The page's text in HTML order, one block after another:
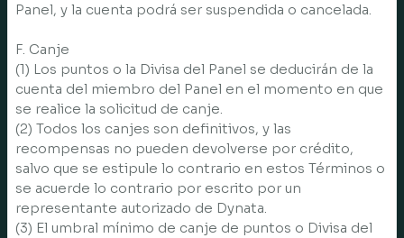
Panel, y la cuenta podrá ser suspendida o cancelada.
F. Canje
(1) Los puntos o la Divisa del Panel se deducirán de la
cuenta del miembro del Panel en el momento en que
se realice la solicitud de canje.
(2) Todos los canjes son definitivos, y las
recompensas no pueden devolverse por crédito,
salvo que se estipule lo contrario en estos Términos o
se acuerde lo contrario por escrito por un
representante autorizado de Dynata.
(3) El umbral mínimo de canje de puntos o Divisa del